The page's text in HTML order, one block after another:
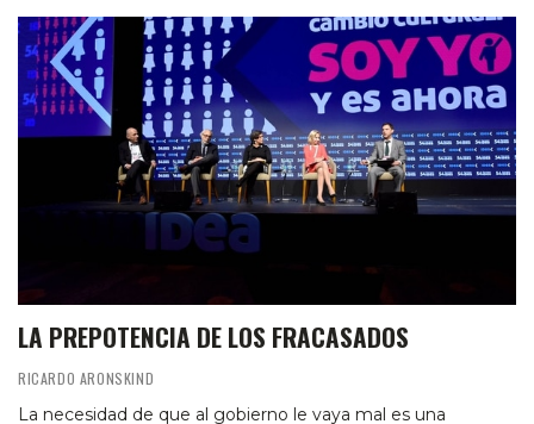
LA PREPOTENCIA DE LOS FRACASADOS
RICARDO ARONSKIND
La necesidad de que al gobierno le vaya mal es una